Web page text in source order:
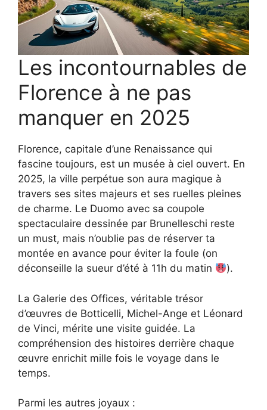
Les incontournables de
Florence à ne pas
manquer en 2025
Florence, capitale d’une Renaissance qui
fascine toujours, est un musée à ciel ouvert. En
2025, la ville perpétue son aura magique à
travers ses sites majeurs et ses ruelles pleines
de charme. Le Duomo avec sa coupole
spectaculaire dessinée par Brunelleschi reste
un must, mais n’oublie pas de réserver ta
montée en avance pour éviter la foule (on
déconseille la sueur d’été à 11h du matin
).
La Galerie des Offices, véritable trésor
d’œuvres de Botticelli, Michel-Ange et Léonard
de Vinci, mérite une visite guidée. La
compréhension des histoires derrière chaque
œuvre enrichit mille fois le voyage dans le
temps.
Parmi les autres joyaux :